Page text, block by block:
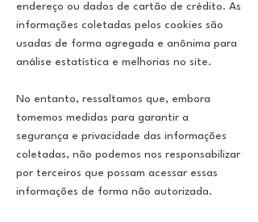
endereço ou dados de cartão de crédito. As
informações coletadas pelos cookies são
usadas de forma agregada e anônima para
análise estatística e melhorias no site.
No entanto, ressaltamos que, embora
tomemos medidas para garantir a
segurança e privacidade das informações
coletadas, não podemos nos responsabilizar
por terceiros que possam acessar essas
informações de forma não autorizada.